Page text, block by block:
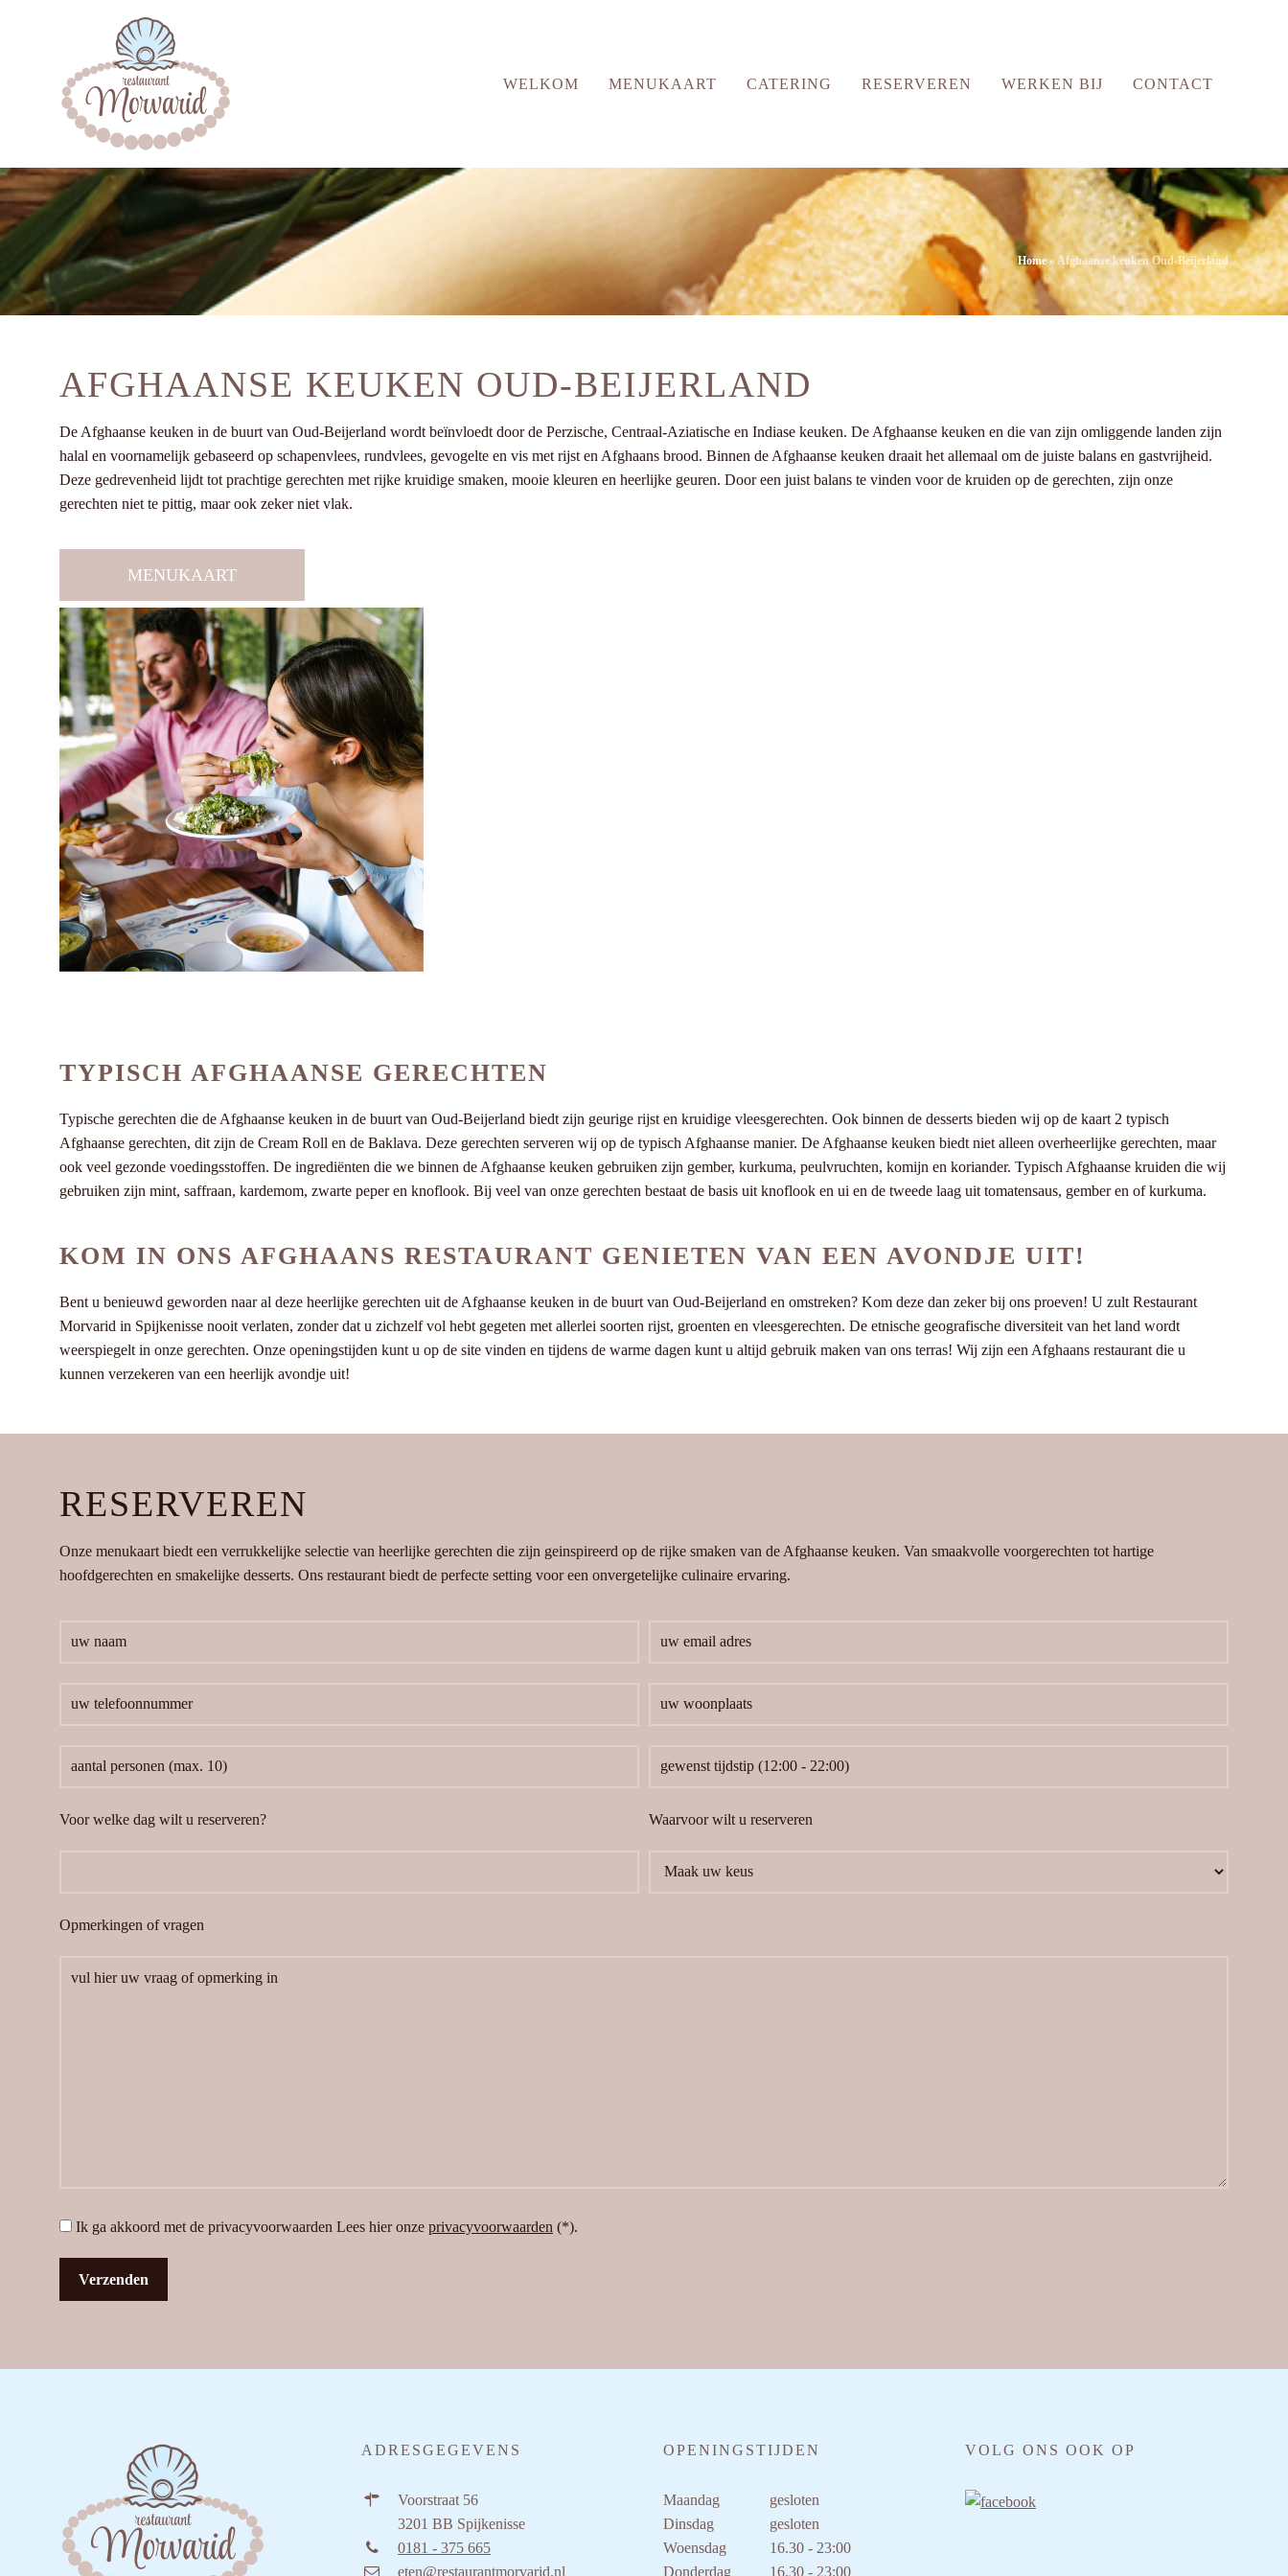
WELKOM MENUKAART CATERING RESERVEREN WERKEN BIJ CONTACT
Home» Afghaanse keuken Oud-Beijerland
AFGHAANSE KEUKEN OUD-BEIJERLAND
De Afghaanse keuken in de buurt van Oud-Beijerland wordt beïnvloedt door de Perzische, Centraal-Aziatische en Indiase keuken. De Afghaanse keuken en die van zijn omliggende landen zijn
halal en voornamelijk gebaseerd op schapenvlees, rundvlees, gevogelte en vis met rijst en Afghaans brood. Binnen de Afghaanse keuken draait het allemaal om de juiste balans en gastvrijheid.
Deze gedrevenheid lijdt tot prachtige gerechten met rijke kruidige smaken, mooie kleuren en heerlijke geuren. Door een juist balans te vinden voor de kruiden op de gerechten, zijn onze
gerechten niet te pittig, maar ook zeker niet vlak.
MENUKAART
TYPISCH AFGHAANSE GERECHTEN
Typische gerechten die de Afghaanse keuken in de buurt van Oud-Beijerland biedt zijn geurige rijst en kruidige vleesgerechten. Ook binnen de desserts bieden wij op de kaart 2 typisch
Afghaanse gerechten, dit zijn de Cream Roll en de Baklava. Deze gerechten serveren wij op de typisch Afghaanse manier. De Afghaanse keuken biedt niet alleen overheerlijke gerechten, maar
ook veel gezonde voedingsstoffen. De ingrediënten die we binnen de Afghaanse keuken gebruiken zijn gember, kurkuma, peulvruchten, komijn en koriander. Typisch Afghaanse kruiden die wij
gebruiken zijn mint, saffraan, kardemom, zwarte peper en knoflook. Bij veel van onze gerechten bestaat de basis uit knoflook en ui en de tweede laag uit tomatensaus, gember en of kurkuma.
KOM IN ONS AFGHAANS RESTAURANT GENIETEN VAN EEN AVONDJE UIT!
Bent u benieuwd geworden naar al deze heerlijke gerechten uit de Afghaanse keuken in de buurt van Oud-Beijerland en omstreken? Kom deze dan zeker bij ons proeven! U zult Restaurant
Morvarid in Spijkenisse nooit verlaten, zonder dat u zichzelf vol hebt gegeten met allerlei soorten rijst, groenten en vleesgerechten. De etnische geografische diversiteit van het land wordt
weerspiegelt in onze gerechten. Onze openingstijden kunt u op de site vinden en tijdens de warme dagen kunt u altijd gebruik maken van ons terras! Wij zijn een Afghaans restaurant die u
kunnen verzekeren van een heerlijk avondje uit!
RESERVEREN
Onze menukaart biedt een verrukkelijke selectie van heerlijke gerechten die zijn geinspireerd op de rijke smaken van de Afghaanse keuken. Van smaakvolle voorgerechten tot hartige
hoofdgerechten en smakelijke desserts. Ons restaurant biedt de perfecte setting voor een onvergetelijke culinaire ervaring.
Voor welke dag wilt u reserveren? Waarvoor wilt u reserveren
Opmerkingen of vragen
Ik ga akkoord met de privacyvoorwaarden Lees hier onze privacyvoorwaarden (*).
ADRESGEGEVENS
Voorstraat 56
3201 BB Spijkenisse
0181 - 375 665
eten@restaurantmorvarid.nl
OPENINGSTIJDEN
Maandag
gesloten
Dinsdag
gesloten
Woensdag
16.30 - 23:00
Donderdag
16.30 - 23:00
VOLG ONS OOK OP